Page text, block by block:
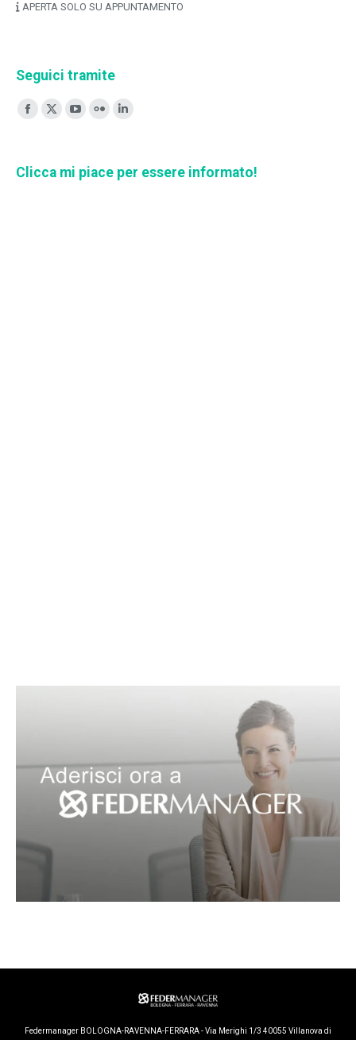
APERTA SOLO SU APPUNTAMENTO
Seguici tramite
Ci puoi trovare su:
Facebook
in
X
in
YouTube
in
Flickr
in
Linkedin
in
Clicca mi piace per essere informato!
Federmanager BOLOGNA-RAVENNA-FERRARA - Via Merighi 1/3 40055 Villanova di